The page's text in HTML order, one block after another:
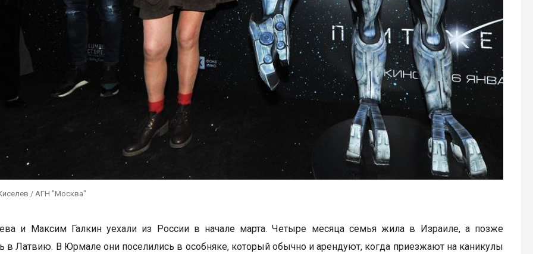
/ АГН "Москва"
и Максим Галкин уехали из России в начале марта. Четыре месяца семья жила в Израиле, а позже
в Латвию. В Юрмале они поселились в особняке, который обычно и арендуют, когда приезжают на каникулы